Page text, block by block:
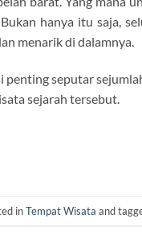
hanya itu saja,
menarik di dalamnya.
seputar
sejarah tersebut.
inTempat Wisata and